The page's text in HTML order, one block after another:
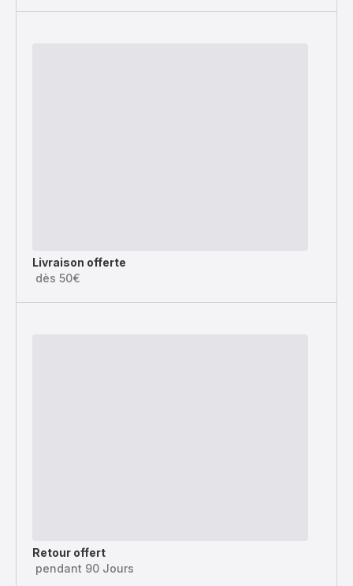
Livraison offerte
dès 50€
Retour offert
pendant 90 Jours